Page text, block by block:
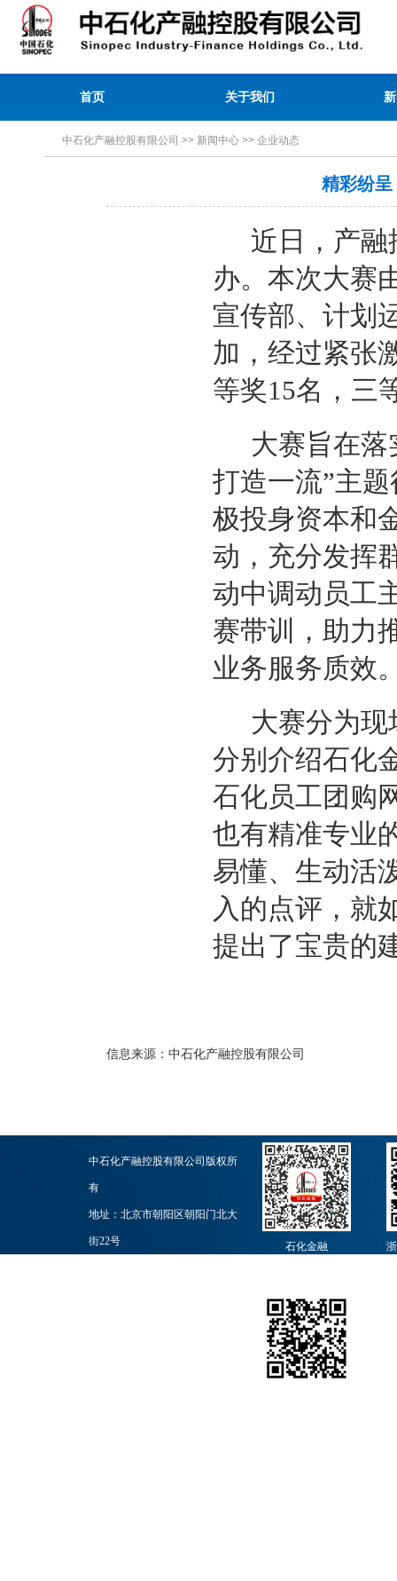
首页 关于我们
中石化产融控股有限公司 >> 新闻中心 >> 企业动态
精彩纷
近日，产
办。本次大赛
宣传部、计划
加，经过紧张
等奖15名，三
大赛旨在
打造一流”主
极投身资本和
动，充分发挥
动中调动员工
赛带训，助力
业务服务质效
大赛分为
分别介绍石化
石化员工团购
也有精准专业
易懂、生动活
入的点评，就
提出了宝贵的
信息来源： 中石化产融控股有限公司
中石化产融控股有限公司版权所
有
地址：北京市朝阳区朝阳门北大
街22号 石化金融